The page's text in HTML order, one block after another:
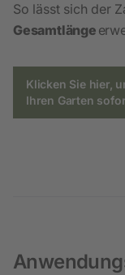
So lässt sich der
Gesamtlänge
Klicken Sie hier,
Ihren Garten